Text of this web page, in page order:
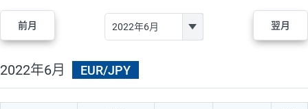
前月 翌月
2022年6月 EUR/JPY